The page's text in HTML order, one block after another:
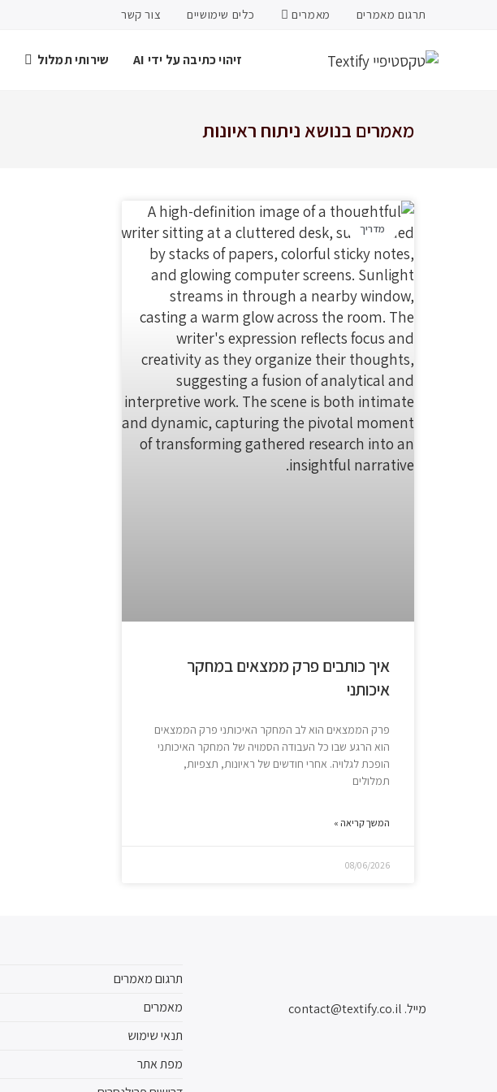
תרגום מאמרים מאמרים כלים שימושיים צור קשר
זיהוי כתיבה על ידי AI שירותי תמלול
מאמרים בנושא ניתוח ראיונות
מדריך
איך כותבים פרק ממצאים במחקר
איכותני
פרק הממצאים הוא לב המחקר האיכותני פרק הממצאים
הוא הרגע שבו כל העבודה הסמויה של המחקר האיכותני
הופכת לגלויה. אחרי חודשים של ראיונות, תצפיות,
תמלולים
המשך קריאה »
08/06/2026
מייל. contact@textify.co.il
תרגום מאמרים
מאמרים
תנאי שימוש
מפת אתר